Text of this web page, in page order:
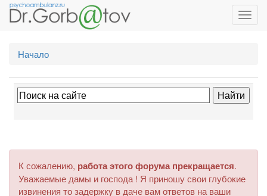
Начало
К сожалению, работа этого форума прекращается.
Уважаемые дамы и господа ! Я приношу свои глубокие
извинения то задержку в даче вам ответов на ваши